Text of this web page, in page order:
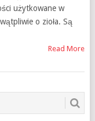
użytkowane w
o zioła. Są
Read More